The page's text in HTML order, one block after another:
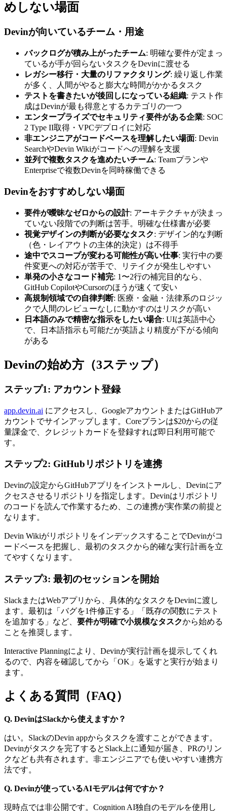
めしない場面
Devinが向いているチーム・用途
バックログが積み上がったチーム: 明確な要件が定まっ
ているが手が回らないタスクをDevinに渡せる
レガシー移行・大量のリファクタリング: 繰り返し作業
が多く、人間がやると膨大な時間がかかるタスク
テストを書きたいが後回しになっている組織: テスト作
成はDevinが最も得意とするカテゴリの一つ
エンタープライズでセキュリティ要件がある企業: SOC
2 Type II取得・VPCデプロイに対応
非エンジニアがコードベースを理解したい場面: Devin
SearchやDevin Wikiがコードへの理解を支援
並列で複数タスクを進めたいチーム: Teamプランや
Enterpriseで複数Devinを同時稼働できる
Devinをおすすめしない場面
要件が曖昧なゼロからの設計: アーキテクチャが決まっ
ていない段階での判断は苦手。明確な仕様書が必要
視覚デザインの判断が必要なタスク: デザイン的な判断
（色・レイアウトの主体的決定）は不得手
途中でスコープが変わる可能性が高い仕事: 実行中の要
件変更への対応が苦手で、リテイクが発生しやすい
単発の小さなコード補完: 1〜2行の補完目的なら、
GitHub CopilotやCursorのほうが速くて安い
高規制領域での自律判断: 医療・金融・法律系のロジッ
クで人間のレビューなしに動かすのはリスクが高い
日本語のみで精密な指示をしたい場合: UIは英語中心
で、日本語指示も可能だが英語より精度が下がる傾向
がある
Devinの始め方（3ステップ）
ステップ1: アカウント登録
app.devin.ai にアクセスし、GoogleアカウントまたはGitHubア
カウントでサインアップします。Coreプランは$20からの従
量課金で、クレジットカードを登録すれば即日利用可能で
す。
ステップ2: GitHubリポジトリを連携
Devinの設定からGitHubアプリをインストールし、Devinにア
クセスさせるリポジトリを指定します。Devinはリポジトリ
のコードを読んで作業するため、この連携が実作業の前提と
なります。
Devin WikiがリポジトリをインデックスすることでDevinがコ
ードベースを把握し、最初のタスクから的確な実行計画を立
てやすくなります。
ステップ3: 最初のセッションを開始
SlackまたはWebアプリから、具体的なタスクをDevinに渡し
ます。最初は「バグを1件修正する」「既存の関数にテスト
を追加する」など、 要件が明確で小規模なタスクから始める
ことを推奨します。
Interactive Planningにより、Devinが実行計画を提示してくれ
るので、内容を確認してから「OK」を返すと実行が始まり
ます。
よくある質問（FAQ）
Q. DevinはSlackから使えますか？
はい。SlackのDevin appからタスクを渡すことができます。
Devinがタスクを完了するとSlack上に通知が届き、PRのリン
クなども共有されます。非エンジニアでも使いやすい連携方
法です。
Q. Devinが使っているAIモデルは何ですか？
現時点では非公開です。Cognition AI独自のモデルを使用し